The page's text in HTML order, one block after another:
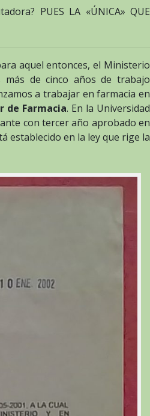
PUES LA «ÚNICA» QUE
aquel entonces, el Ministerio
de cinco años de trabajo
a trabajar en farmacia en
de Farmacia. En la Universidad
con tercer año aprobado en
establecido en la ley que rige la